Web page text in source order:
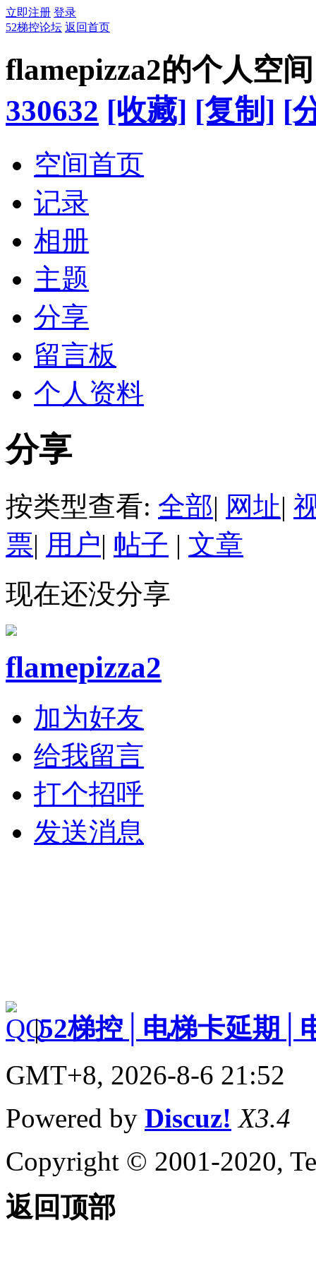
立即注册 登录
52梯控论坛 返回首页
flamepizza2的个人空间
330632 [收藏] [复制] [
空间首页
记录
相册
主题
分享
留言板
个人资料
分享
按类型查看: 全部| 网址|
票| 用户| 帖子 | 文章
现在还没分享
flamepizza2
加为好友
给我留言
打个招呼
发送消息
|52梯控│电梯卡延期│
GMT+8, 2026-8-6 21:52
Powered by Discuz! X3.4
Copyright © 2001-2020,
返回顶部